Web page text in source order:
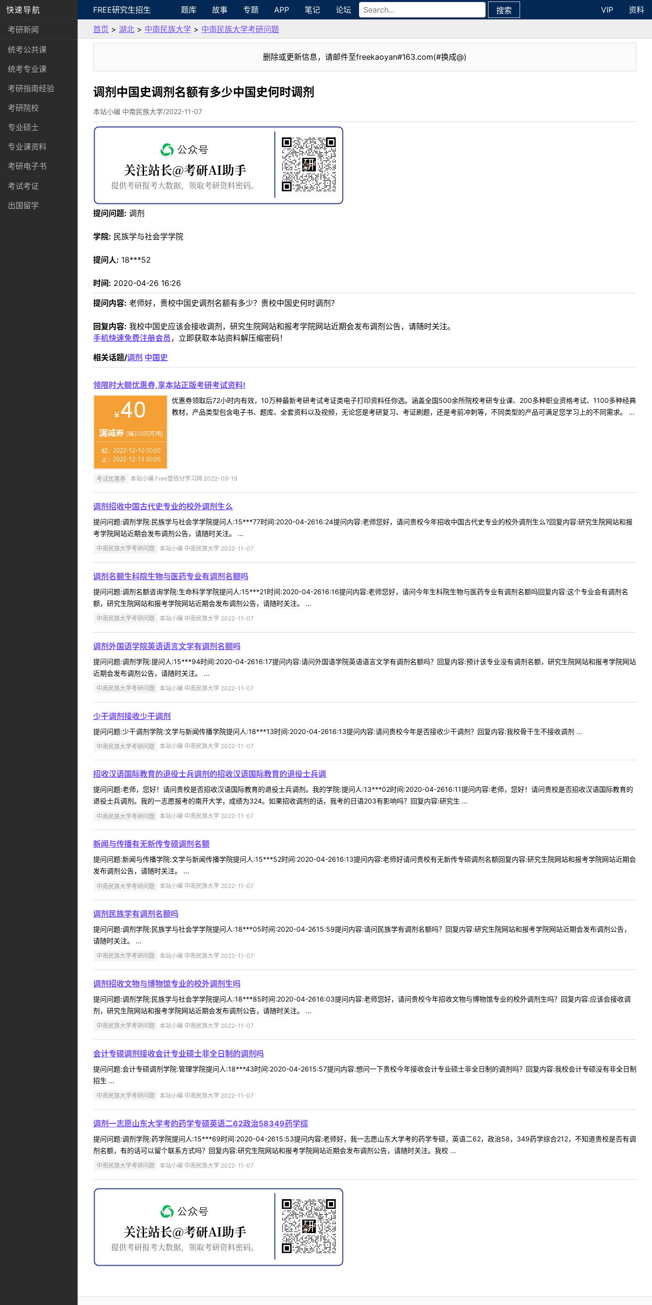
快速导航
考研新闻
统考公共课
统考专业课
考研指南经验
考研院校
专业硕士
专业课资料
考研电子书
考试考证
出国留学
FREE研究生招生 题库 故事 专题 APP 笔记 论坛 搜索 VIP
资料
首页 > 湖北 > 中南民族大学 > 中南民族大学考研问题
删除或更新信息，请邮件至freekaoyan#163.com(#换成@)
调剂中国史调剂名额有多少中国史何时调剂
本站小编 中南民族大学/2022-11-07
提问问题: 调剂
学院: 民族学与社会学学院
提问人: 18***52
时间: 2020-04-26 16:26
提问内容: 老师好，贵校中国史调剂名额有多少？贵校中国史何时调剂？
回复内容: 我校中国史应该会接收调剂，研究生院网站和报考学院网站近期会发布调剂公告，请随时关注。
手机快速免费注册会员 ，立即获取本站资料解压缩密码！
相关话题/调剂 中国史
领限时大额优惠券,享本站正版考研考试资料!
优惠券领取后72小时内有效，10万种最新考研考试考证类电子打印资料任你选。涵盖全国500余所院校考研专业课、200多种职业资格考试、1100多种经典
教材，产品类型包含电子书、题库、全套资料以及视频，无论您是考研复习、考证刷题，还是考前冲刺等，不同类型的产品可满足您学习上的不同需求。 ...
考试优惠券 本站小编 Free壹佰分学习网 2022-09-19
调剂招收中国古代史专业的校外调剂生么
提问问题:调剂学院:民族学与社会学学院提问人:15***77时间:2020-04-2616:24提问内容:老师您好，请问贵校今年招收中国古代史专业的校外调剂生么?回复内容:研究生院网站和报
考学院网站近期会发布调剂公告，请随时关注。 ...
中南民族大学考研问题 本站小编 中南民族大学 2022-11-07
调剂名额生科院生物与医药专业有调剂名额吗
提问问题:调剂名额咨询学院:生命科学学院提问人:15***21时间:2020-04-2616:16提问内容:老师您好，请问今年生科院生物与医药专业有调剂名额吗回复内容:这个专业会有调剂名
额，研究生院网站和报考学院网站近期会发布调剂公告，请随时关注。 ...
中南民族大学考研问题 本站小编 中南民族大学 2022-11-07
调剂外国语学院英语语言文学有调剂名额吗
提问问题:调剂学院:提问人:15***94时间:2020-04-2616:17提问内容:请问外国语学院英语语言文学有调剂名额吗？回复内容:预计该专业没有调剂名额，研究生院网站和报考学院网站
近期会发布调剂公告，请随时关注。 ...
中南民族大学考研问题 本站小编 中南民族大学 2022-11-07
少干调剂接收少干调剂
提问问题:少干调剂学院:文学与新闻传播学院提问人:18***13时间:2020-04-2616:13提问内容:请问贵校今年是否接收少干调剂？回复内容:我校骨干生不接收调剂 ...
中南民族大学考研问题 本站小编 中南民族大学 2022-11-07
招收汉语国际教育的退役士兵调剂的招收汉语国际教育的退役士兵调
提问问题:老师，您好！请问贵校是否招收汉语国际教育的退役士兵调剂。我的学院:提问人:13***02时间:2020-04-2616:11提问内容:老师，您好！请问贵校是否招收汉语国际教育的
退役士兵调剂。我的一志愿报考的南开大学，成绩为324。如果招收调剂的话，我考的日语203有影响吗？回复内容:研究生 ...
中南民族大学考研问题 本站小编 中南民族大学 2022-11-07
新闻与传播有无新传专硕调剂名额
提问问题:新闻与传播学院:文学与新闻传播学院提问人:15***52时间:2020-04-2616:13提问内容:老师好请问贵校有无新传专硕调剂名额回复内容:研究生院网站和报考学院网站近期会
发布调剂公告，请随时关注。 ...
中南民族大学考研问题 本站小编 中南民族大学 2022-11-07
调剂民族学有调剂名额吗
提问问题:调剂学院:民族学与社会学学院提问人:18***05时间:2020-04-2615:59提问内容:请问民族学有调剂名额吗？回复内容:研究生院网站和报考学院网站近期会发布调剂公告，
请随时关注。 ...
中南民族大学考研问题 本站小编 中南民族大学 2022-11-07
调剂招收文物与博物馆专业的校外调剂生吗
提问问题:调剂学院:民族学与社会学学院提问人:18***85时间:2020-04-2616:03提问内容:老师您好，请问贵校今年招收文物与博物馆专业的校外调剂生吗？回复内容:应该会接收调
剂，研究生院网站和报考学院网站近期会发布调剂公告，请随时关注。 ...
中南民族大学考研问题 本站小编 中南民族大学 2022-11-07
会计专硕调剂接收会计专业硕士非全日制的调剂吗
提问问题:会计专硕调剂学院:管理学院提问人:18***43时间:2020-04-2615:57提问内容:想问一下贵校今年接收会计专业硕士非全日制的调剂吗？回复内容:我校会计专硕没有非全日制
招生 ...
中南民族大学考研问题 本站小编 中南民族大学 2022-11-07
调剂一志愿山东大学考的药学专硕英语二62政治58349药学综
提问问题:调剂学院:药学院提问人:15***69时间:2020-04-2615:53提问内容:老师好，我一志愿山东大学考的药学专硕，英语二62，政治58，349药学综合212，不知道贵校是否有调
剂名额，有的话可以留个联系方式吗？回复内容:研究生院网站和报考学院网站近期会发布调剂公告，请随时关注。我校 ...
中南民族大学考研问题 本站小编 中南民族大学 2022-11-07